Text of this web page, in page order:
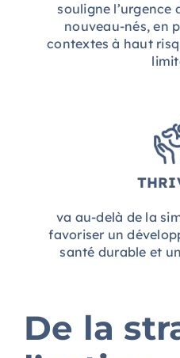
souligne l’urgence
nouveau-nés, en
contextes à haut
va au-delà de la
favoriser un
santé durable et
De la